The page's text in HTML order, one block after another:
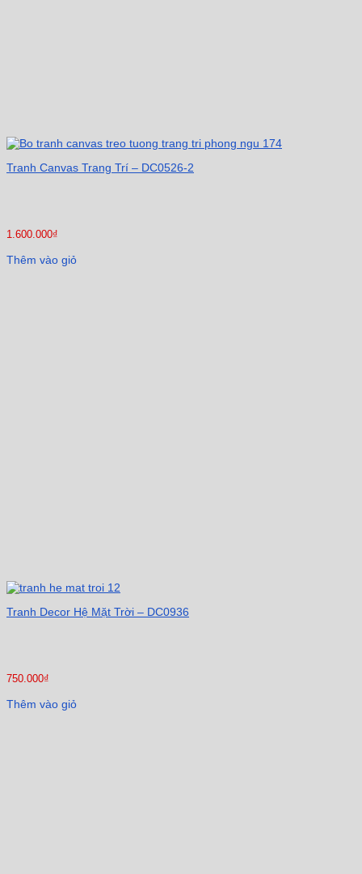
Tranh Canvas Trang Trí – DC0526-2
1.600.000₫
Thêm vào giỏ
Tranh Decor Hệ Mặt Trời – DC0936
750.000₫
Thêm vào giỏ